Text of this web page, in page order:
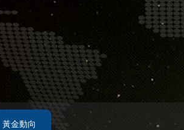
黃金動向